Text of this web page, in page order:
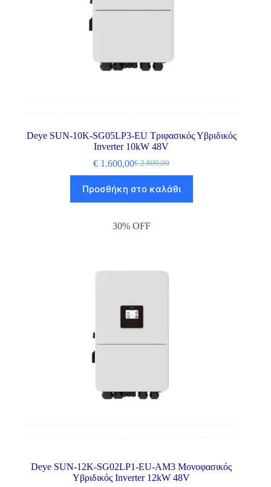
Deye SUN-10K-SG05LP3-EU Τριφασικός Υβριδικός
Inverter 10kW 48V
€2.800,00
€ 1.600,00
Προσθήκη στο καλάθι
30% OFF
Deye SUN-12K-SG02LP1-EU-AM3 Μονοφασικός
Υβριδικός Inverter 12kW 48V